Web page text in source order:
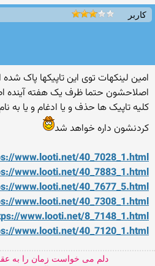
کاربر
امین لینکهات توی این تاپیکها پاک شده
اصلاحشون حتما ظرف یک هفته آینده
کلیه تاپیک ها حذف و یا ادغام و یا به
کردنشون داره خواهد شد
www.looti.net/40_7028_1.html
www.looti.net/40_7883_1.html
www.looti.net/40_7677_5.html
www.looti.net/40_7308_1.html
www.looti.net/8_7148_1.html
www.looti.net/40_7120_1.html
دلم می خواست زمان را به